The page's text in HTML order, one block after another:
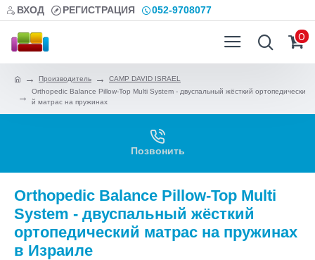
ВХОД РЕГИСТРАЦИЯ 052-9708077
0
Производитель
CAMP DAVID ISRAEL
Orthopedic Balance Pillow-Top Multi System - двуспальный жёсткий ортопедически
й матрас на пружинах
Позвонить
Orthopedic Balance Pillow-Top Multi
System - двуспальный жёсткий
ортопедический матрас на пружинах
в Израиле